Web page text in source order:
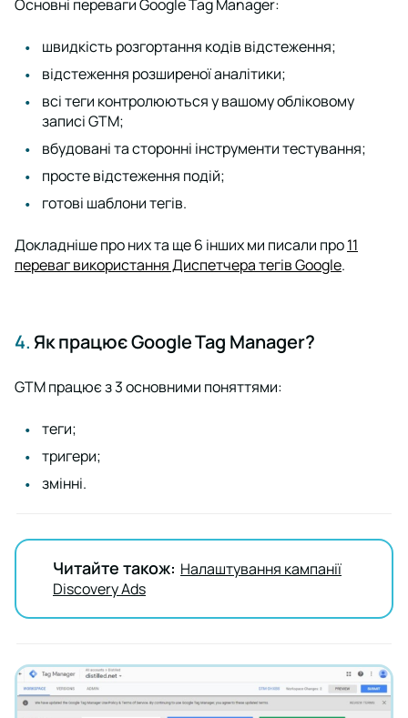
Основні переваги Google Tag Manager:
швидкість розгортання кодів відстеження;
відстеження розширеної аналітики;
всі теги контролюються у вашому обліковому
записі GTM;
вбудовані та сторонні інструменти тестування;
просте відстеження подій;
готові шаблони тегів.
Докладніше про них та ще 6 інших ми писали про11
переваг використання Диспетчера тегів Google.
4. Як працює Google Tag Manager?
GTM працює з 3 основними поняттями:
теги;
тригери;
змінні.
Читайте також: Налаштування кампанії
Discovery Ads